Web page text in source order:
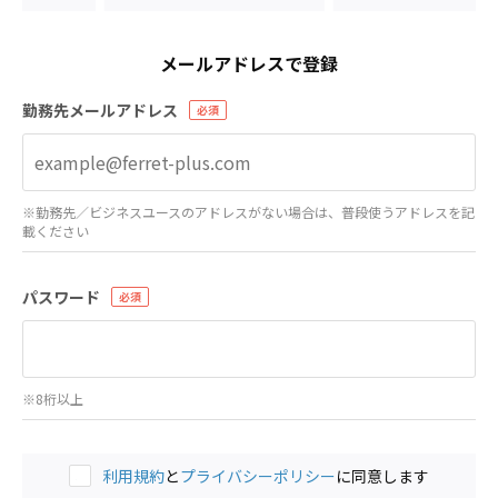
メールアドレスで登録
勤務先メールアドレス
※勤務先／ビジネスユースのアドレスがない場合は、普段使うアドレスを記
載ください
パスワード
※8桁以上
利用規約とプライバシーポリシーに同意します